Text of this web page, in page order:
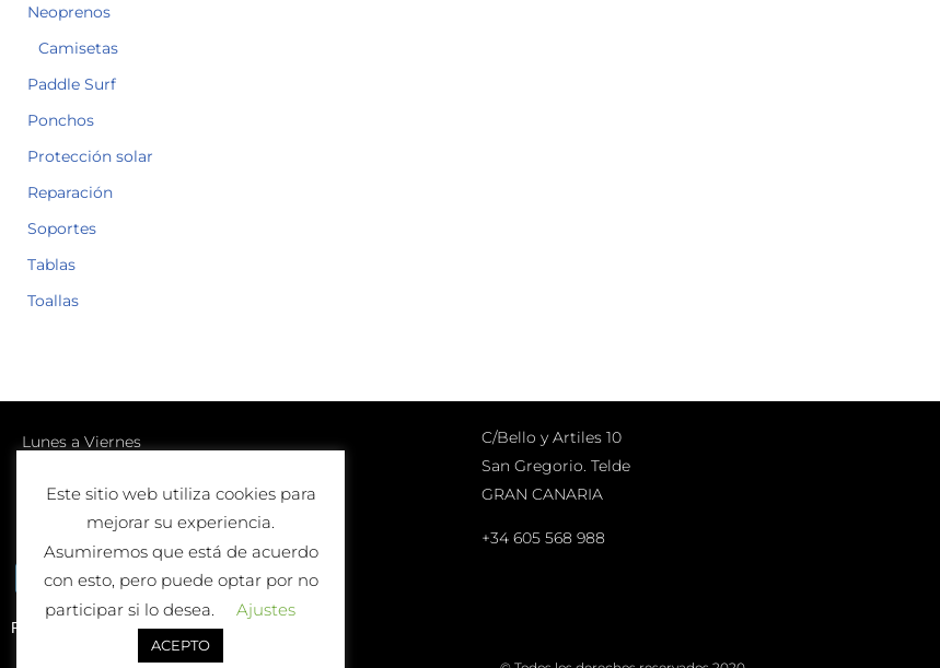
Neoprenos
Camisetas
Paddle Surf
Ponchos
Protección solar
Reparación
Soportes
Tablas
Toallas
Lunes a Viernes
Sábados
10:00-13:00
C/Bello y Artiles 10
San Gregorio. Telde
GRAN CANARIA
+34 605 568 988
Política de Devolución o Cambio
Este sitio web utiliza cookies para
mejorar su experiencia.
Asumiremos que está de acuerdo
con esto, pero puede optar por no
participar si lo desea.
Ajustes
ACEPTO